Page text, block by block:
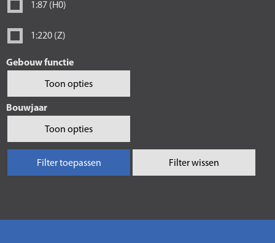
1:87 (H0)
1:220 (Z)
Gebouw functie
Toon opties
Bouwjaar
Toon opties
Filter toepassen Filter wissen